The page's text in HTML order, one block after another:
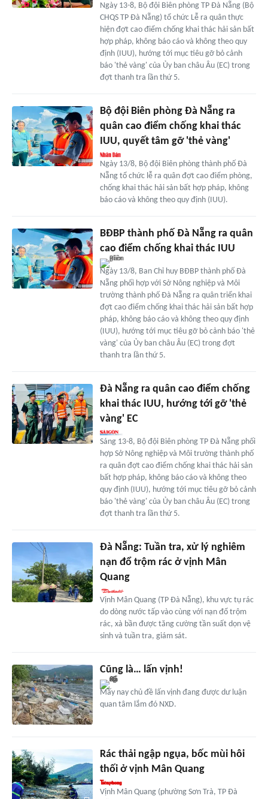
Ngày 13-8, Bộ đội Biên phòng TP Đà Nẵng (Bộ
CHQS TP Đà Nẵng) tổ chức Lễ ra quân thực
hiện đợt cao điểm chống khai thác hải sản bất
hợp pháp, không báo cáo và không theo quy
định (IUU), hướng tới mục tiêu gỡ bỏ cảnh
báo 'thẻ vàng' của Ủy ban châu Âu (EC) trong
đợt thanh tra lần thứ 5.
Bộ đội Biên phòng Đà Nẵng ra
quân cao điểm chống khai thác
IUU, quyết tâm gỡ 'thẻ vàng'
Ngày 13/8, Bộ đội Biên phòng thành phố Đà
Nẵng tổ chức lễ ra quân đợt cao điểm phòng,
chống khai thác hải sản bất hợp pháp, không
báo cáo và không theo quy định (IUU).
BĐBP thành phố Đà Nẵng ra quân
cao điểm chống khai thác IUU
Ngày 13/8, Ban Chỉ huy BĐBP thành phố Đà
Nẵng phối hợp với Sở Nông nghiệp và Môi
trường thành phố Đà Nẵng ra quân triển khai
đợt cao điểm chống khai thác hải sản bất hợp
pháp, không báo cáo và không theo quy định
(IUU), hướng tới mục tiêu gỡ bỏ cảnh báo 'thẻ
vàng' của Ủy ban châu Âu (EC) trong đợt
thanh tra lần thứ 5.
Đà Nẵng ra quân cao điểm chống
khai thác IUU, hướng tới gỡ 'thẻ
vàng' EC
Sáng 13-8, Bộ đội Biên phòng TP Đà Nẵng phối
hợp Sở Nông nghiệp và Môi trường thành phố
ra quân đợt cao điểm chống khai thác hải sản
bất hợp pháp, không báo cáo và không theo
quy định (IUU), hướng tới mục tiêu gỡ bỏ cảnh
báo 'thẻ vàng' của Ủy ban châu Âu (EC) trong
đợt thanh tra lần thứ 5.
Đà Nẵng: Tuần tra, xử lý nghiêm
nạn đổ trộm rác ở vịnh Mân
Quang
Vịnh Mân Quang (TP Đà Nẵng), khu vực tụ rác
do dòng nước tấp vào cùng với nạn đổ trộm
rác, xà bần được tăng cường tần suất dọn vệ
sinh và tuần tra, giám sát.
Cũng là… lấn vịnh!
Mấy nay chủ đề lấn vịnh đang được dư luận
quan tâm lắm đó NXD.
Rác thải ngập ngụa, bốc mùi hôi
thối ở vịnh Mân Quang
Vịnh Mân Quang (phường Sơn Trà, TP Đà